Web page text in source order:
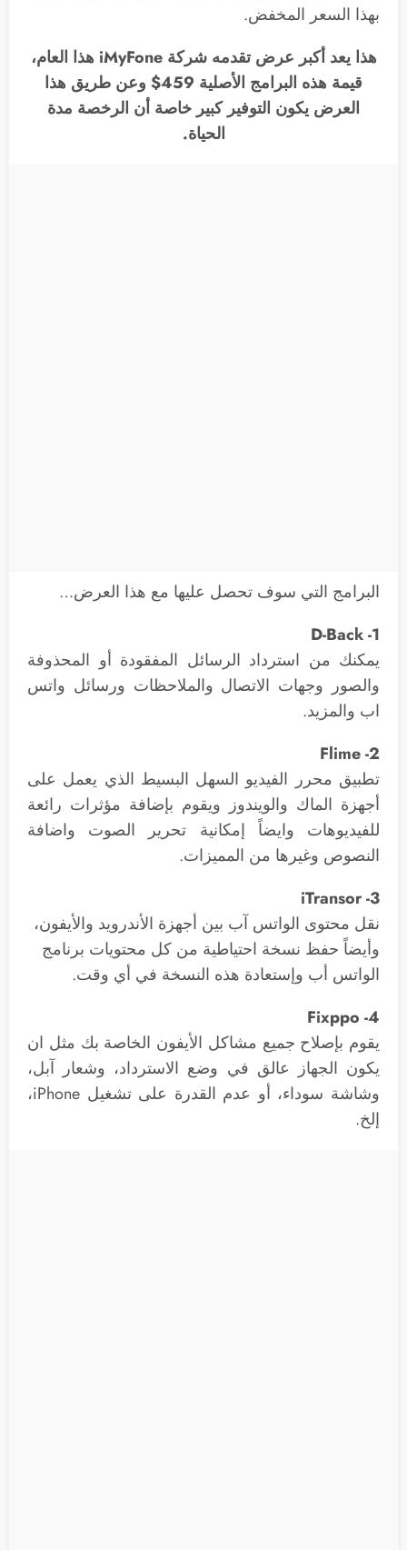
بهذا السعر المخفض.
هذا يعد أكبر عرض تقدمه شركة iMyFone هذا العام،
قيمة هذه البرامج الأصلية 459$ وعن طريق هذا
العرض يكون التوفير كبير خاصة أن الرخصة مدة
الحياة.
البرامج التي سوف تحصل عليها مع هذا العرض…
1- D-Back
يمكنك من استرداد الرسائل المفقودة أو المحذوفة
والصور وجهات الاتصال والملاحظات ورسائل واتس
اب والمزيد.
2- Flime
تطبيق محرر الفيديو السهل البسيط الذي يعمل على
أجهزة الماك والويندوز ويقوم بإضافة مؤثرات رائعة
للفيديوهات وايضاً إمكانية تحرير الصوت واضافة
النصوص وغيرها من المميزات.
3- iTransor
نقل محتوى الواتس آب بين أجهزة الأندرويد والأيفون،
وأيضاً حفظ نسخة احتياطية من كل محتويات برنامج
الواتس أب وإستعادة هذه النسخة في أي وقت.
4- Fixppo
يقوم بإصلاح جميع مشاكل الأيفون الخاصة بك مثل ان
يكون الجهاز عالق في وضع الاسترداد، وشعار آبل،
وشاشة سوداء، أو عدم القدرة على تشغيل iPhone،
إلخ.